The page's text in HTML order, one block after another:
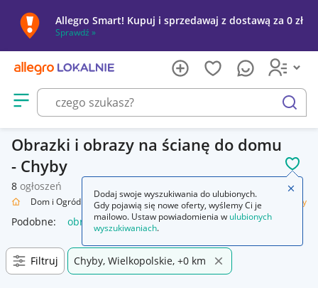
Allegro Smart! Kupuj i sprzedawaj z dostawą za 0 zł
Sprawdź »
Otwórz menu z kategoriami
szukaj
Obrazki i obrazy na ścianę do domu
- Chyby
8 ogłoszeń
Dom i Ogród Wyposażenie Dekoracje ścienne Obrazki i obrazy
Podobne: obrazy i obrazki malowane ręcznie
Filtruj Chyby, Wielkopolskie, +0 km
Dodaj swoje wyszukiwania do ulubionych.
Gdy pojawią się nowe oferty, wyślemy Ci je
mailowo. Ustaw powiadomienia w ulubionych
wyszukiwaniach.